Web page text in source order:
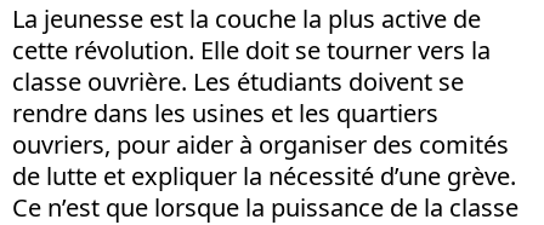
La jeunesse est la couche la plus active de
cette révolution. Elle doit se tourner vers la
classe ouvrière. Les étudiants doivent se
rendre dans les usines et les quartiers
ouvriers, pour aider à organiser des comités
de lutte et expliquer la nécessité d’une grève.
Ce n’est que lorsque la puissance de la classe